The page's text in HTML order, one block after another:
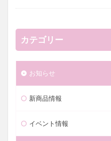
カテゴリー
お知らせ
新商品情報
イベント情報